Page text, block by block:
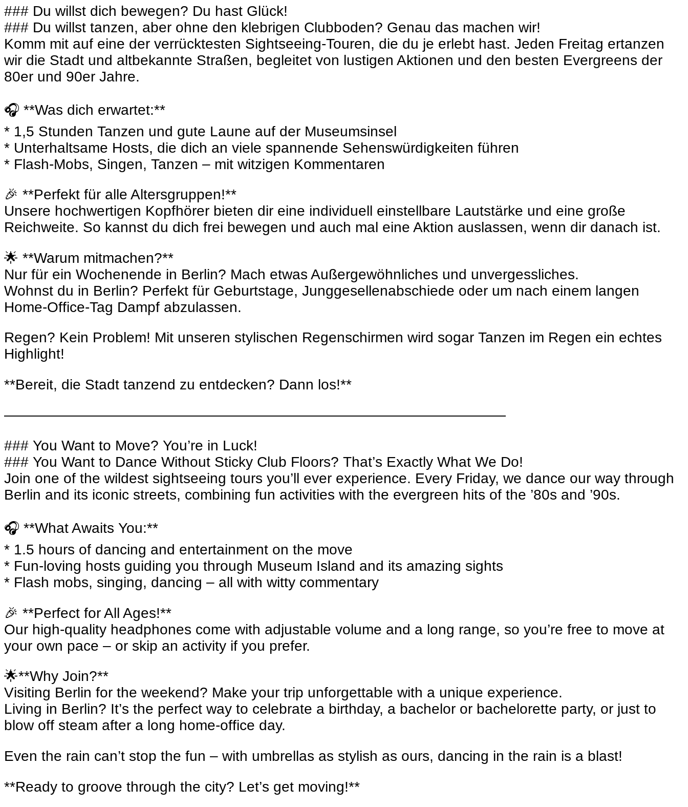
### Du willst dich bewegen? Du hast Glück!
### Du willst tanzen, aber ohne den klebrigen Clubboden? Genau das machen wir!
Komm mit auf eine der verrücktesten Sightseeing-Touren, die du je erlebt hast. Jeden Freitag ertanzen
wir die Stadt und altbekannte Straßen, begleitet von lustigen Aktionen und den besten Evergreens der
80er und 90er Jahre.
🎧 **Was dich erwartet:**
* 1,5 Stunden Tanzen und gute Laune auf der Museumsinsel
* Unterhaltsame Hosts, die dich an viele spannende Sehenswürdigkeiten führen
* Flash-Mobs, Singen, Tanzen – mit witzigen Kommentaren
🎉 **Perfekt für alle Altersgruppen!**
Unsere hochwertigen Kopfhörer bieten dir eine individuell einstellbare Lautstärke und eine große
Reichweite. So kannst du dich frei bewegen und auch mal eine Aktion auslassen, wenn dir danach ist.
🌟 **Warum mitmachen?**
Nur für ein Wochenende in Berlin? Mach etwas Außergewöhnliches und unvergessliches.
Wohnst du in Berlin? Perfekt für Geburtstage, Junggesellenabschiede oder um nach einem langen
Home-Office-Tag Dampf abzulassen.
Regen? Kein Problem! Mit unseren stylischen Regenschirmen wird sogar Tanzen im Regen ein echtes
Highlight!
**Bereit, die Stadt tanzend zu entdecken? Dann los!**
———————————————————————————————————
### You Want to Move? You’re in Luck!
### You Want to Dance Without Sticky Club Floors? That’s Exactly What We Do!
Join one of the wildest sightseeing tours you’ll ever experience. Every Friday, we dance our way through
Berlin and its iconic streets, combining fun activities with the evergreen hits of the ’80s and ’90s.
🎧 **What Awaits You:**
* 1.5 hours of dancing and entertainment on the move
* Fun-loving hosts guiding you through Museum Island and its amazing sights
* Flash mobs, singing, dancing – all with witty commentary
🎉 **Perfect for All Ages!**
Our high-quality headphones come with adjustable volume and a long range, so you’re free to move at
your own pace – or skip an activity if you prefer.
🌟**Why Join?**
Visiting Berlin for the weekend? Make your trip unforgettable with a unique experience.
Living in Berlin? It’s the perfect way to celebrate a birthday, a bachelor or bachelorette party, or just to
blow off steam after a long home-office day.
Even the rain can’t stop the fun – with umbrellas as stylish as ours, dancing in the rain is a blast!
**Ready to groove through the city? Let’s get moving!**